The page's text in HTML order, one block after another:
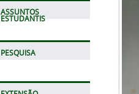
ASSUNTOS
ESTUDANTIS
PESQUISA